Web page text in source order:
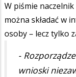
W piśmie
można składać w
osoby – lecz tylko
-
wnioski